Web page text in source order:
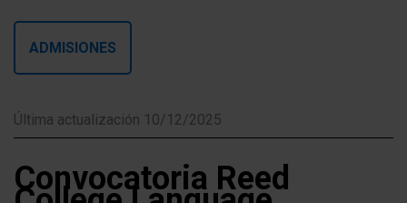
ADMISIONES
Última actualización 10/12/2025
Convocatoria Reed